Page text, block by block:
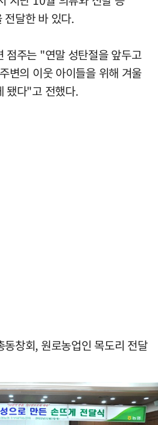
달한 바 있다.
점주는 "연말 성탄절을 앞두고
변의 이웃 아이들을 위해 겨울
됐다"고 전했다.
창회, 원로농업인 목도리 전달